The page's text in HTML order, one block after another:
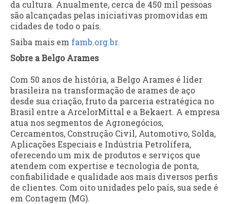
da cultura. Anualmente, cerca de 450 mil pessoas
são alcançadas pelas iniciativas promovidas em
cidades de todo o país.
Saiba mais em famb.org.br.
Sobre a Belgo Arames
Com 50 anos de história, a Belgo Arames é líder
brasileira na transformação de arames de aço
desde sua criação, fruto da parceria estratégica no
Brasil entre a ArcelorMittal e a Bekaert. A empresa
atua nos segmentos de Agronegócios,
Cercamentos, Construção Civil, Automotivo, Solda,
Aplicações Especiais e Indústria Petrolífera,
oferecendo um mix de produtos e serviços que
atendem com expertise e tecnologia de ponta,
confiabilidade e qualidade aos mais diversos perfis
de clientes. Com oito unidades pelo país, sua sede é
em Contagem (MG).